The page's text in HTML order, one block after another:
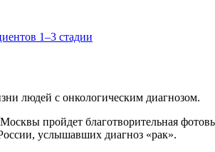
1–3 стадии
людей с онкологическим диагнозом.
пройдет благотворительная
услышавших диагноз «рак».